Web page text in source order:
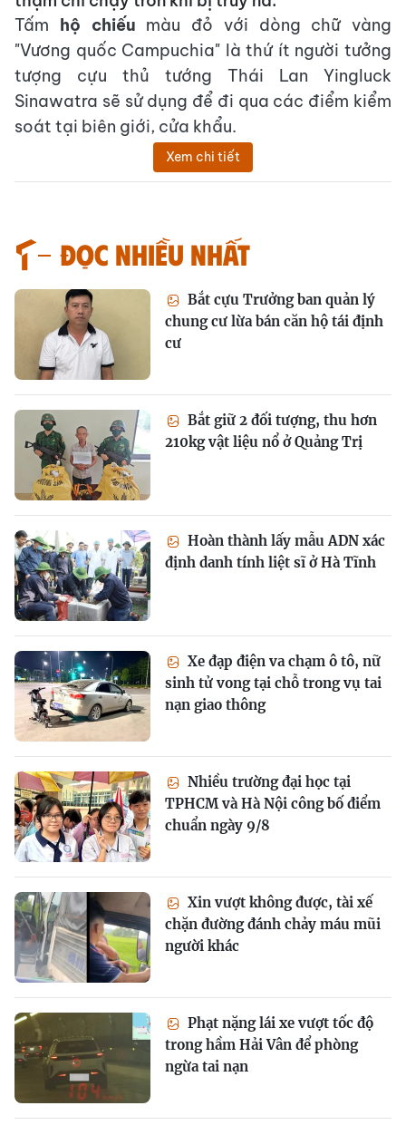
Tấm hộ chiếu màu đỏ với dòng chữ vàng
"Vương quốc Campuchia" là thứ ít người tưởng
tượng cựu thủ tướng Thái Lan Yingluck
Sinawatra sẽ sử dụng để đi qua các điểm kiểm
soát tại biên giới, cửa khẩu.
Xem chi tiết
Đọc nhiều nhất
Bắt cựu Trưởng ban quản lý
chung cư lừa bán căn hộ tái định
cư
Bắt giữ 2 đối tượng, thu hơn
210kg vật liệu nổ ở Quảng Trị
Hoàn thành lấy mẫu ADN xác
định danh tính liệt sĩ ở Hà Tĩnh
Xe đạp điện va chạm ô tô, nữ
sinh tử vong tại chỗ trong vụ tai
nạn giao thông
Nhiều trường đại học tại
TPHCM và Hà Nội công bố điểm
chuẩn ngày 9/8
Xin vượt không được, tài xế
chặn đường đánh chảy máu mũi
người khác
Phạt nặng lái xe vượt tốc độ
trong hầm Hải Vân để phòng
ngừa tai nạn